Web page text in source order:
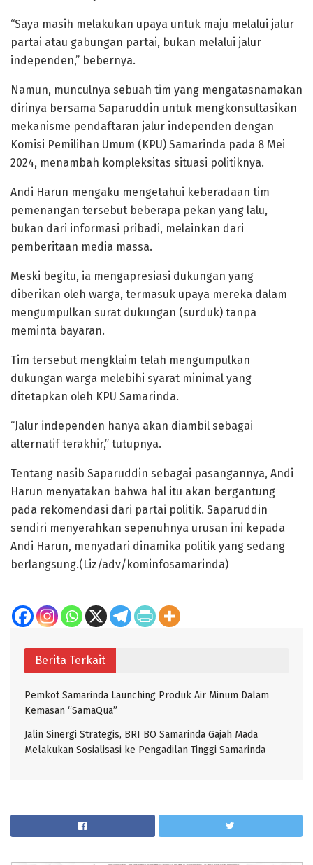
“Saya masih melakukan upaya untuk maju melalui jalur
partai atau gabungan partai, bukan melalui jalur
independen,” bebernya.
Namun, munculnya sebuah tim yang mengatasnamakan
dirinya bersama Saparuddin untuk mengkonsultasikan
mekanisme pendaftaran jalur independen dengan
Komisi Pemilihan Umum (KPU) Samarinda pada 8 Mei
2024, menambah kompleksitas situasi politiknya.
Andi Harun mengaku mengetahui keberadaan tim
pemenangan tersebut beberapa pekan yang lalu,
bukan dari informasi pribadi, melainkan dari
pemberitaan media massa.
Meski begitu, ia mengapresiasi dukungan yang
diberikan oleh warga, termasuk upaya mereka dalam
mengumpulkan surat dukungan (surduk) tanpa
meminta bayaran.
Tim tersebut mengklaim telah mengumpulkan
dukungan warga melebihi syarat minimal yang
ditetapkan oleh KPU Samarinda.
“Jalur independen hanya akan diambil sebagai
alternatif terakhir,” tutupnya.
Tentang nasib Saparuddin sebagai pasangannya, Andi
Harun menyatakan bahwa hal itu akan bergantung
pada rekomendasi dari partai politik. Saparuddin
sendiri menyerahkan sepenuhnya urusan ini kepada
Andi Harun, menyadari dinamika politik yang sedang
berlangsung.(Liz/adv/kominfosamarinda)
Berita Terkait
Pemkot Samarinda Launching Produk Air Minum Dalam
Kemasan “SamaQua”
Jalin Sinergi Strategis, BRI BO Samarinda Gajah Mada
Melakukan Sosialisasi ke Pengadilan Tinggi Samarinda